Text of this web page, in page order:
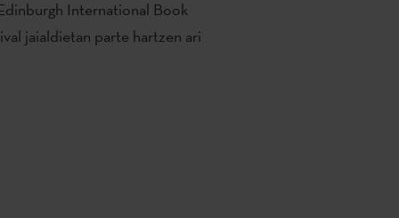
International Book
jaialdietan parte hartzen ari